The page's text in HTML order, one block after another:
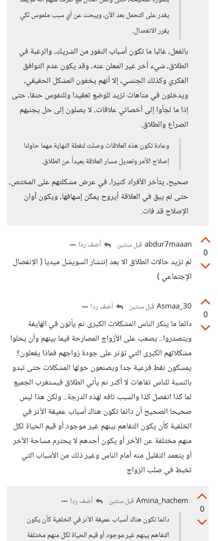
يقدر على التحمل بعد الآن، ويبحث عن أي سبب ملموس لكي
يقرر الانفصال.
بالفعل، غالبا ما تكون أسباب النفور من الشريك، والرغبة في
الطلاق، شيء آخر غير المعلن عنه، وقد يكون عدم التوافق
الفكري وكذلك الجنسي، إلا أنهم يخفون المشكل الحقيقي،
ويدخلون في متاهات تزيد للوضع تعقيدا وللنفوس حنقا، حتى
إذا ما لجأوا إلى أخصائي علاقات، لا يصلون إلى حل يجنبهم
الصراع والطلاق.
وعادة تكون هذه العلاقات وصلت لنقطة النهاية مهما حاولنا
إصلاح الأمر وتعديل مسار العلاقة بعيداً عن الطلاق.
صحيح، يتأخر الأفراد كثيرا، في عرض مشكلتهم على المختص،
حتى لم يبق في العلاقة أيروح يمكن إسهافها، ويكون آوان
الإصلاح قد فات.
0
abdur7maaan قبل سنتين أضف ردا
لم تزيد حالات الطلاق الا بعد إنتشار السويشل ميديا ( الإنفصال
الإجتماعي )
0
Asmaa_30 قبل سنتين أضف ردا
دائما ما ينكر الناس المشكلات الكبرى ثم يأتون في الهايفة
ويتصدروا.. يصعب على الأزواج المصارحة فيما بينهم وأن يحلوا
مشكلاتهم الكبرى التي تؤثر على جودة زواجهم فماذا يفعلون؟
يمسكون نقط فرعية جدا ويصنعون حولها المشكلات حتى تبدو
بالنسبة للناس تفاهات لا أكثر ثم يأتي الطلاق فيستغرب الجميع
لما كذا انفصل كذا والسبب تافه لهذه الدرجة.. ولكن هذا ليس
صحيحا الصحيح أن دائما تكون هناك أسباب عميقة الأثر في
الخلفية كأن يكون التفاهم بينهم غير موجود أو قيم الحياة لكل
منهم مختلفة عن الآخر أو يكون أحدهم لا يحترم مساحة الآخر
أو يتعمد التقليل منه أمام الناس وغير ذلك من الأسباب التي
تخبط في صلب الزواج
0
Amina_hachem قبل سنتين
أضف ردا
دائما تكون هناك أسباب عميقة الأثر في الخلفية كأن يكون
التفاهم بينهم غير موجود أو قيم الحياة لكل منهم مختلفة